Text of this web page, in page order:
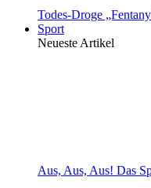
Todes-Droge
Sport
Neueste Artikel
Aus, Aus, Aus! Das